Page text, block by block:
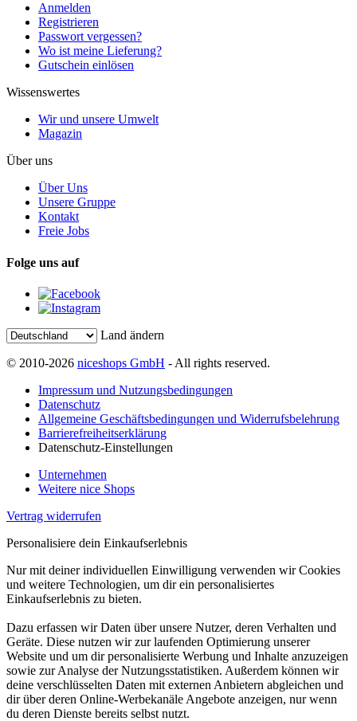
Anmelden
Registrieren
Passwort vergessen?
Wo ist meine Lieferung?
Gutschein einlösen
Wissenswertes
Wir und unsere Umwelt
Magazin
Über uns
Über Uns
Unsere Gruppe
Kontakt
Freie Jobs
Folge uns auf
Land ändern
© 2010-2026 niceshops GmbH - All rights reserved.
Impressum und Nutzungsbedingungen
Datenschutz
Allgemeine Geschäftsbedingungen und Widerrufsbelehrung
Barrierefreiheitserklärung
Datenschutz-Einstellungen
Unternehmen
Weitere nice Shops
Vertrag widerrufen
Personalisiere dein Einkaufserlebnis
Nur mit deiner individuellen Einwilligung verwenden wir Cookies
und weitere Technologien, um dir ein personalisiertes
Einkaufserlebnis zu bieten.
Dazu erfassen wir Daten über unsere Nutzer, deren Verhalten und
Geräte. Diese nutzen wir zur laufenden Optimierung unserer
Website und um dir personalisierte Werbung und Inhalte anzuzeigen
sowie zur Analyse der Nutzungsstatistiken. Außerdem können wir
deine verschlüsselten Daten mit externen Anbietern abgleichen und
dir über deren Online-Werbekanäle Angebote anzeigen, nur wenn
du deren Dienste bereits selbst nutzt.